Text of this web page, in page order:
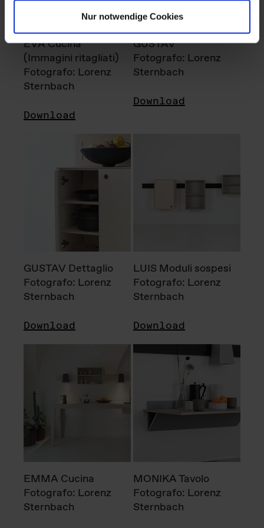
Nur notwendige Cookies
EVA Cucina
(Immagini ritagliati)
Fotografo: Lorenz
Sternbach
Download
GUSTAV
Fotografo: Lorenz
Sternbach
Download
GUSTAV Dettaglio
Fotografo: Lorenz
Sternbach
Download
LUIS Moduli sospesi
Fotografo: Lorenz
Sternbach
Download
EMMA Cucina
Fotografo: Lorenz
Sternbach
MONIKA Tavolo
Fotografo: Lorenz
Sternbach